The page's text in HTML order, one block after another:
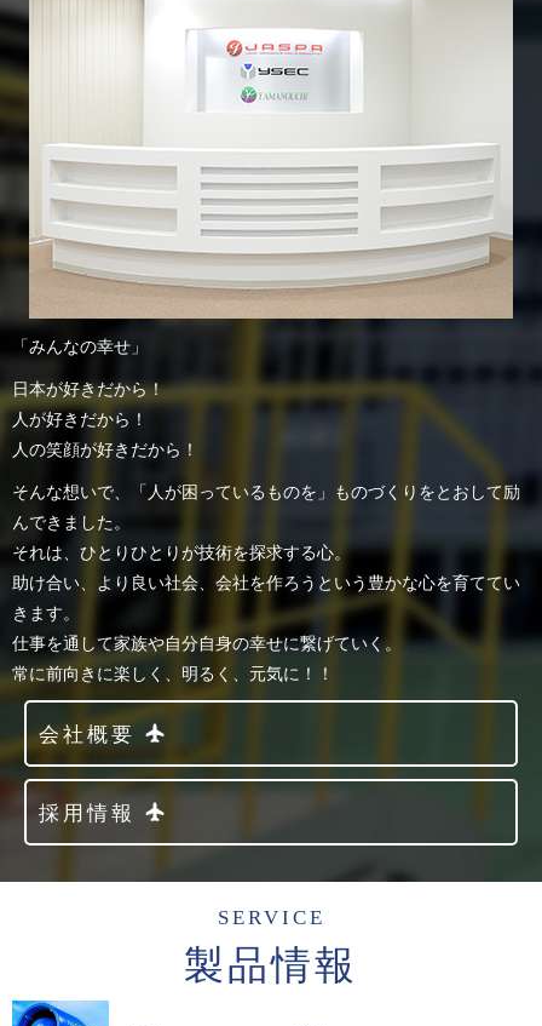
「みんなの幸せ」
日本が好きだから！
人が好きだから！
人の笑顔が好きだから！
そんな想いで、「人が困っているものを」ものづくりをとおして励
んできました。
それは、ひとりひとりが技術を探求する心。
助け合い、より良い社会、会社を作ろうという豊かな心を育ててい
きます。
仕事を通して家族や自分自身の幸せに繋げていく。
常に前向きに楽しく、明るく、元気に！！
会社概要
採用情報
SERVICE
製品情報